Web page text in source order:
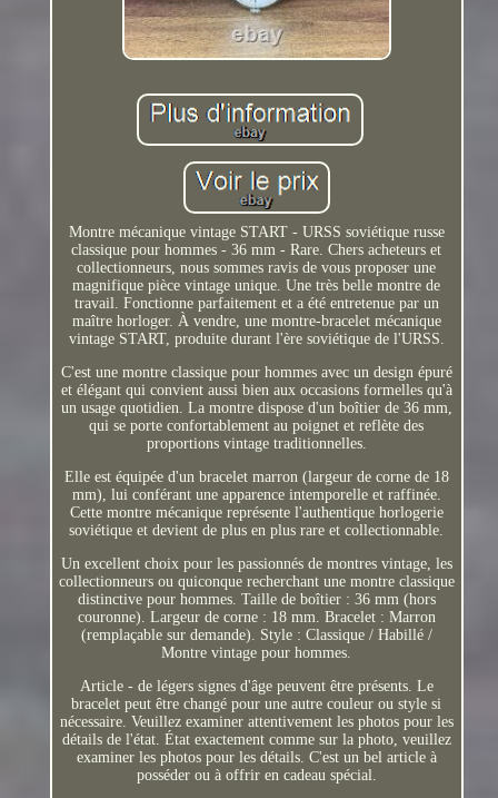
Montre mécanique vintage START - URSS soviétique russe
classique pour hommes - 36 mm - Rare. Chers acheteurs et
collectionneurs, nous sommes ravis de vous proposer une
magnifique pièce vintage unique. Une très belle montre de
travail. Fonctionne parfaitement et a été entretenue par un
maître horloger. À vendre, une montre-bracelet mécanique
vintage START, produite durant l'ère soviétique de l'URSS.
C'est une montre classique pour hommes avec un design épuré
et élégant qui convient aussi bien aux occasions formelles qu'à
un usage quotidien. La montre dispose d'un boîtier de 36 mm,
qui se porte confortablement au poignet et reflète des
proportions vintage traditionnelles.
Elle est équipée d'un bracelet marron (largeur de corne de 18
mm), lui conférant une apparence intemporelle et raffinée.
Cette montre mécanique représente l'authentique horlogerie
soviétique et devient de plus en plus rare et collectionnable.
Un excellent choix pour les passionnés de montres vintage, les
collectionneurs ou quiconque recherchant une montre classique
distinctive pour hommes. Taille de boîtier : 36 mm (hors
couronne). Largeur de corne : 18 mm. Bracelet : Marron
(remplaçable sur demande). Style : Classique / Habillé /
Montre vintage pour hommes.
Article - de légers signes d'âge peuvent être présents. Le
bracelet peut être changé pour une autre couleur ou style si
nécessaire. Veuillez examiner attentivement les photos pour les
détails de l'état. État exactement comme sur la photo, veuillez
examiner les photos pour les détails. C'est un bel article à
posséder ou à offrir en cadeau spécial.